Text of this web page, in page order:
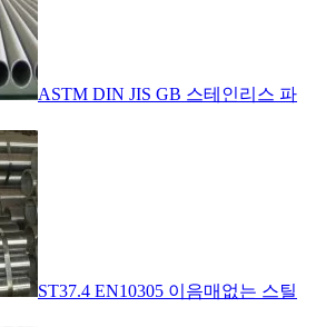
ASTM DIN JIS GB 스테인리스 파
ST37.4 EN10305 이음매없는 스틸